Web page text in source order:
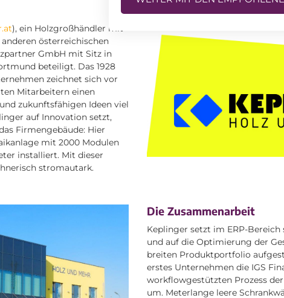
), ein Holzgroßhändler mit
österreichischen
GmbH mit Sitz in
beteiligt. Das 1928
zeichnet sich vor
Mitarbeitern einen
zukunftsfähigen Ideen viel
auf Innovation setzt,
Firmengebäude: Hier
mit 2000 Modulen
installiert. Mit dieser
stromautark.
Die Zusammenarbeit
Keplinger setzt im ERP-Bereich
und auf die Optimierung der
breiten Produktportfolio
erstes Unternehmen die IGS
workflowgestützten Prozess
um. Meterlange leere